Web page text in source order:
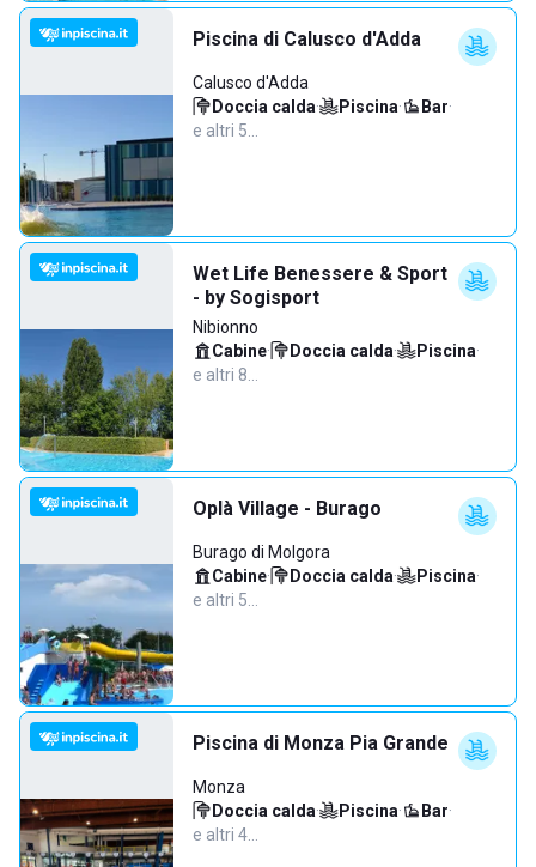
Piscina di Calusco d'Adda
Calusco d'Adda
Doccia calda· Piscina· Bar·
e altri 5…
Wet Life Benessere & Sport
- by Sogisport
Nibionno
Cabine· Doccia calda· Piscina·
e altri 8…
Oplà Village - Burago
Burago di Molgora
Cabine· Doccia calda· Piscina·
e altri 5…
Piscina di Monza Pia Grande
Monza
Doccia calda· Piscina· Bar·
e altri 4…